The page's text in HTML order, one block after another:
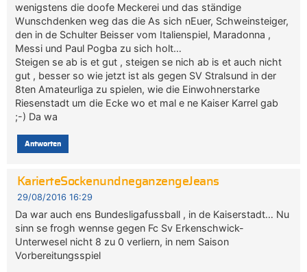
wenigstens die doofe Meckerei und das ständige
Wunschdenken weg das die As sich nEuer, Schweinsteiger,
den in de Schulter Beisser vom Italienspiel, Maradonna ,
Messi und Paul Pogba zu sich holt…
Steigen se ab is et gut , steigen se nich ab is et auch nicht
gut , besser so wie jetzt ist als gegen SV Stralsund in der
8ten Amateurliga zu spielen, wie die Einwohnerstarke
Riesenstadt um die Ecke wo et mal e ne Kaiser Karrel gab
;-) Da wa
Antworten
KarierteSockenundneganzengeJeans
29/08/2016 16:29
Da war auch ens Bundesligafussball , in de Kaiserstadt… Nu
sinn se frogh wennse gegen Fc Sv Erkenschwick-
Unterwesel nicht 8 zu 0 verliern, in nem Saison
Vorbereitungsspiel